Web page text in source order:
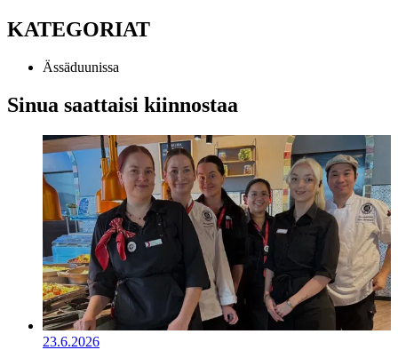
KATEGORIAT
Ässäduunissa
Sinua saattaisi kiinnostaa
23.6.2026